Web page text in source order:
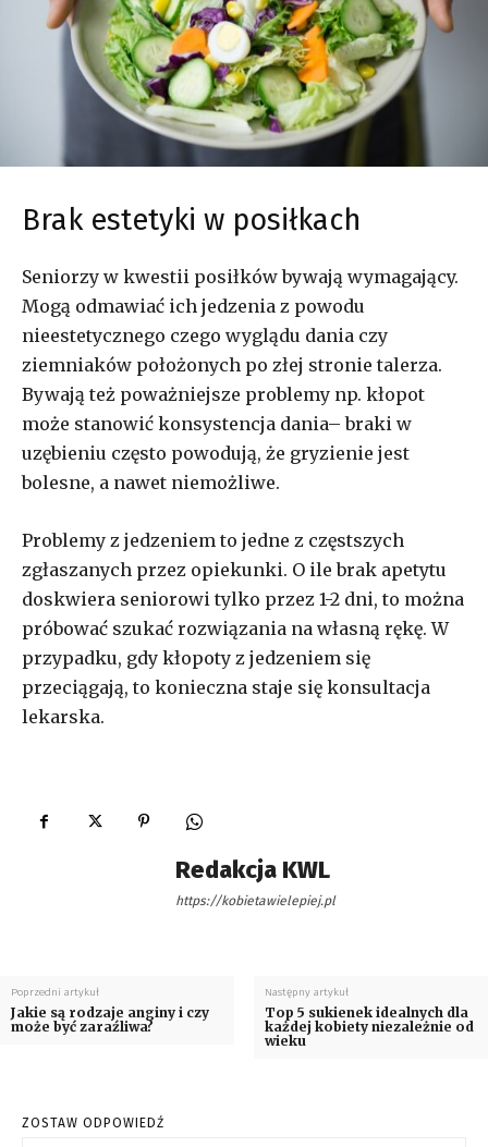
Brak estetyki w posiłkach
Seniorzy w kwestii posiłków bywają wymagający.
Mogą odmawiać ich jedzenia z powodu
nieestetycznego czego wyglądu dania czy
ziemniaków położonych po złej stronie talerza.
Bywają też poważniejsze problemy np. kłopot
może stanowić konsystencja dania– braki w
uzębieniu często powodują, że gryzienie jest
bolesne, a nawet niemożliwe.
Problemy z jedzeniem to jedne z częstszych
zgłaszanych przez opiekunki. O ile brak apetytu
doskwiera seniorowi tylko przez 1-2 dni, to można
próbować szukać rozwiązania na własną rękę. W
przypadku, gdy kłopoty z jedzeniem się
przeciągają, to konieczna staje się konsultacja
lekarska.
Redakcja KWL
https://kobietawielepiej.pl
Poprzedni artykuł
Jakie są rodzaje anginy i czy
może być zaraźliwa?
Następny artykuł
Top 5 sukienek idealnych dla
każdej kobiety niezależnie od
wieku
ZOSTAW ODPOWIEDŹ